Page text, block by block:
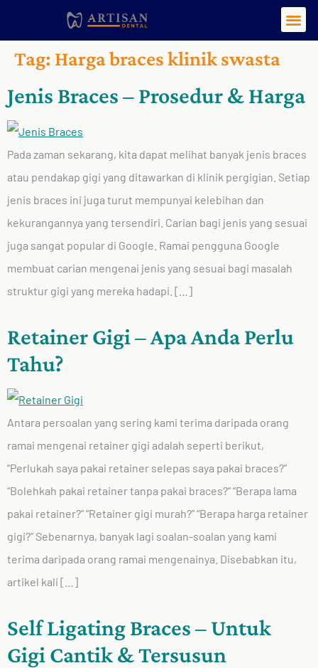
Tag: Harga braces klinik swasta
Jenis Braces – Prosedur & Harga
Pada zaman sekarang, kita dapat melihat banyak jenis braces
atau pendakap gigi yang ditawarkan di klinik pergigian. Setiap
jenis braces ini juga turut mempunyai kelebihan dan
kekurangannya yang tersendiri. Carian bagi jenis yang sesuai
juga sangat popular di Google. Ramai pengguna Google
membuat carian mengenai jenis yang sesuai bagi masalah
struktur gigi yang mereka hadapi. […]
Retainer Gigi – Apa Anda Perlu
Tahu?
Antara persoalan yang sering kami terima daripada orang
ramai mengenai retainer gigi adalah seperti berikut,
“Perlukah saya pakai retainer selepas saya pakai braces?”
“Bolehkah pakai retainer tanpa pakai braces?” “Berapa lama
pakai retainer?” “Retainer gigi murah?” “Berapa harga retainer
gigi?” Sebenarnya, banyak lagi soalan-soalan yang kami
terima daripada orang ramai mengenainya. Disebabkan itu,
artikel kali […]
Self Ligating Braces – Untuk
Gigi Cantik & Tersusun